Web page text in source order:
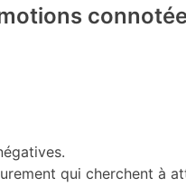
qui cherchent à